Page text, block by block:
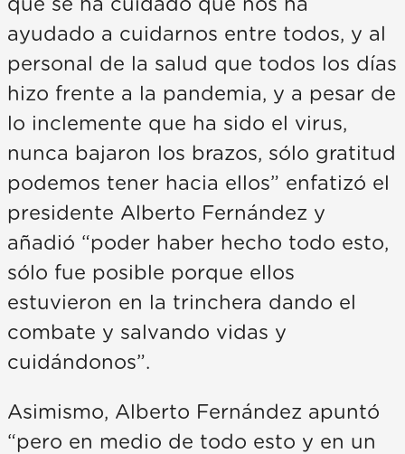
que se ha cuidado que nos ha
ayudado a cuidarnos entre todos, y al
personal de la salud que todos los días
hizo frente a la pandemia, y a pesar de
lo inclemente que ha sido el virus,
nunca bajaron los brazos, sólo gratitud
podemos tener hacia ellos” enfatizó el
presidente Alberto Fernández y
añadió “poder haber hecho todo esto,
sólo fue posible porque ellos
estuvieron en la trinchera dando el
combate y salvando vidas y
cuidándonos”.
Asimismo, Alberto Fernández apuntó
“pero en medio de todo esto y en un